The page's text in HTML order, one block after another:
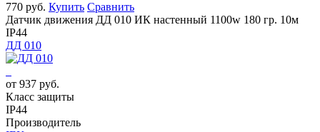
770 руб. Купить Сравнить
Датчик движения ДД 010 ИК настенный 1100w 180 гр. 10м
IP44
ДД 010
от 937 руб.
Класс защиты
IP44
Производитель